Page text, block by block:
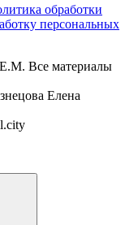
обработки
персональных
Все материалы
Елена